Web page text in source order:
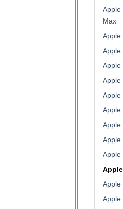
Apple
Max
Apple
Apple
Apple
Apple
Apple
Apple
Apple
Apple
Apple
Apple
Apple